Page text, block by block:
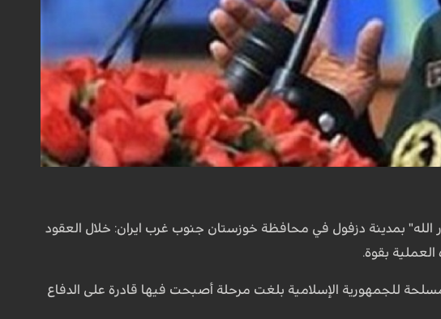
الله" بمدينة دزفول في محافظة خوزستان جنوب غرب ايران: خلال العقود
العملية بقوة.
للجمهورية الإسلامية بلغت مرحلة أصبحت فيها قادرة على الدفاع